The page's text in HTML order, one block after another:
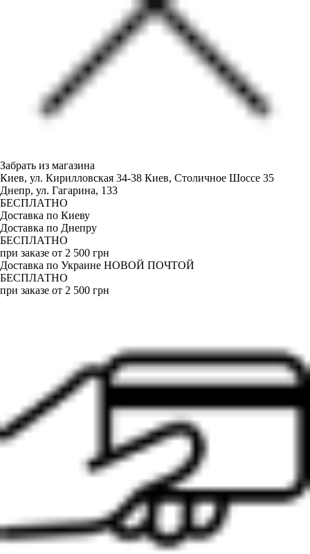
Забрать из магазина
Киев, ул. Кирилловская 34-38 Киев, Столичное Шоссе 35
Днепр, ул. Гагарина, 133
БЕСПЛАТНО
Доставка по Киеву
Доставка по Днепру
БЕСПЛАТНО
при заказе от 2 500 грн
Доставка по Украине НОВОЙ ПОЧТОЙ
БЕСПЛАТНО
при заказе от 2 500 грн